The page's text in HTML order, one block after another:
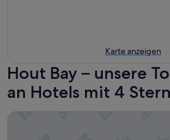
Karte anzeigen
Hout Bay – unsere
an Hotels mit 4